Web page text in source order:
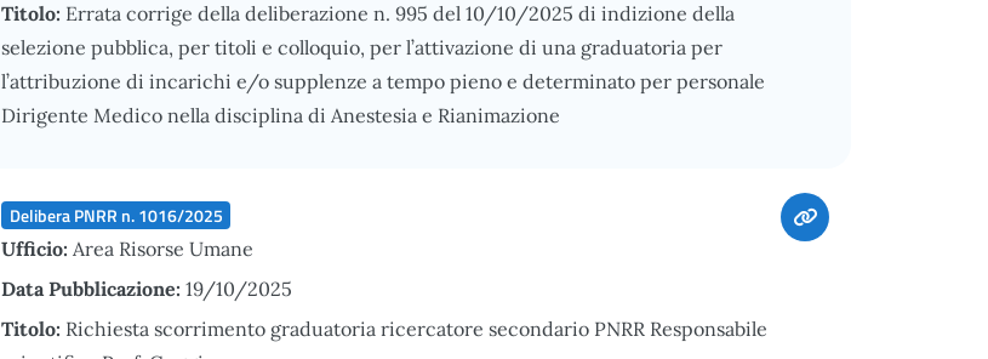
Titolo: Errata corrige della deliberazione n. 995 del 10/10/2025 di indizione della
selezione pubblica, per titoli e colloquio, per l’attivazione di una graduatoria per
l’attribuzione di incarichi e/o supplenze a tempo pieno e determinato per personale
Dirigente Medico nella disciplina di Anestesia e Rianimazione
Delibera PNRR n. 1016/2025
Ufficio: Area Risorse Umane
Data Pubblicazione: 19/10/2025
Titolo: Richiesta scorrimento graduatoria ricercatore secondario PNRR Responsabile